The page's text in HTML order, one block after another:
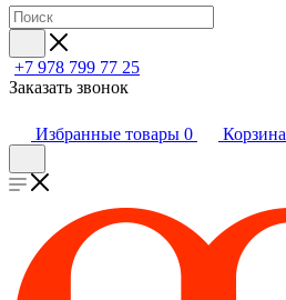
+7 978 799 77 25
Заказать звонок
Избранные товары 0 Корзина